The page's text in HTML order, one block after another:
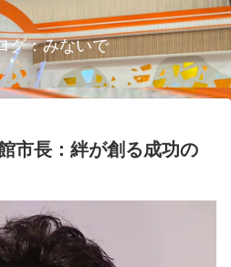
グ：みないで
市長：絆が創る成功の